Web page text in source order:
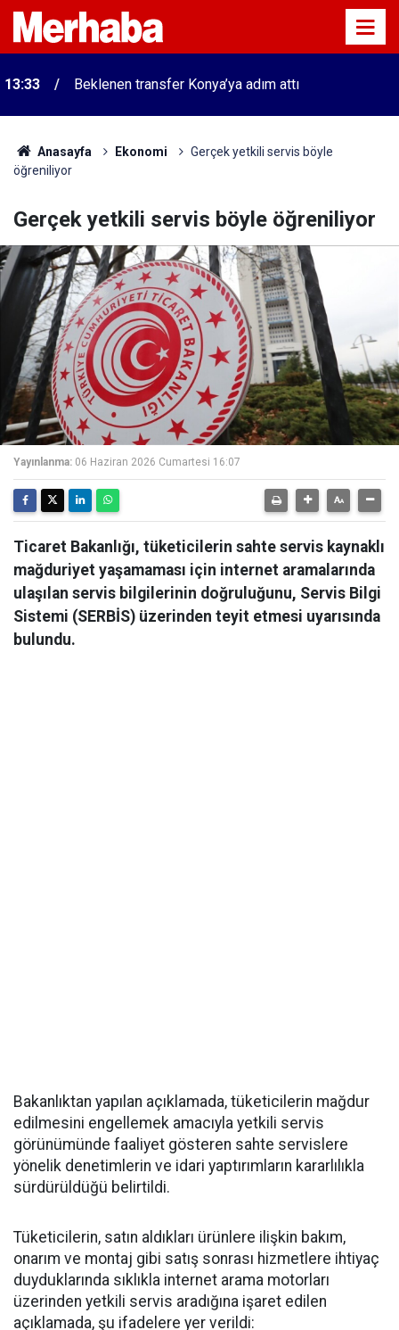
13:33 Beklenen transfer Konya’ya adım attı
Anasayfa Ekonomi
Gerçek yetkili servis böyle
öğreniliyor
Gerçek yetkili servis böyle öğreniliyor
Yayınlanma: 06 Haziran 2026 Cumartesi 16:07
Ticaret Bakanlığı, tüketicilerin sahte servis kaynaklı
mağduriyet yaşamaması için internet aramalarında
ulaşılan servis bilgilerinin doğruluğunu, Servis Bilgi
Sistemi (SERBİS) üzerinden teyit etmesi uyarısında
bulundu.
Bakanlıktan yapılan açıklamada, tüketicilerin mağdur
edilmesini engellemek amacıyla yetkili servis
görünümünde faaliyet gösteren sahte servislere
yönelik denetimlerin ve idari yaptırımların kararlılıkla
sürdürüldüğü belirtildi.
Tüketicilerin, satın aldıkları ürünlere ilişkin bakım,
onarım ve montaj gibi satış sonrası hizmetlere ihtiyaç
duyduklarında sıklıkla internet arama motorları
üzerinden yetkili servis aradığına işaret edilen
açıklamada, şu ifadelere yer verildi: